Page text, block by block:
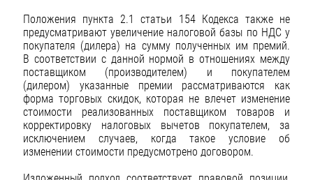
Положения пункта 2.1 статьи 154 Кодекса также не
предусматривают увеличение налоговой базы по НДС у
покупателя (дилера) на сумму полученных им премий.
В соответствии с данной нормой в отношениях между
поставщиком (производителем) и покупателем
(дилером) указанные премии рассматриваются как
форма торговых скидок, которая не влечет изменение
стоимости реализованных поставщиком товаров и
корректировку налоговых вычетов покупателем, за
исключением случаев, когда такое условие об
изменении стоимости предусмотрено договором.